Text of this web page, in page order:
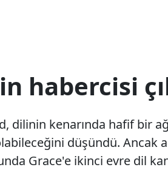
habercisi
dilinin kenarında hafif bir
düşündü. Ancak
Grace'e ikinci evre dil